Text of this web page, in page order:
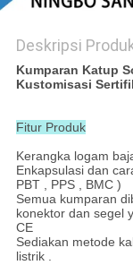
Deskripsi
Kumparan Katup
Kustomisasi
Fitur Produk
Kerangka logam
Enkapsulasi dan
PBT , PPS , BMC )
Semua kumparan
konektor dan segel
CE
Sediakan metode
listrik .